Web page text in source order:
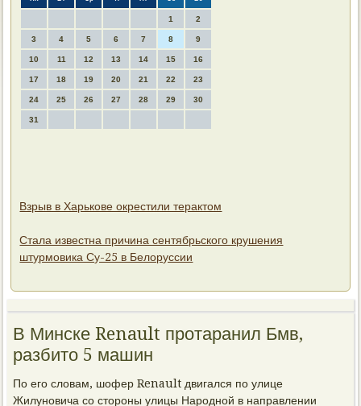
1 2
3 4 5 6 7 8 9
10 11 12 13 14 15 16
17 18 19 20 21 22 23
24 25 26 27 28 29 30
31
Взрыв в Харькове окрестили терактом
Стала известна причина сентябрьского крушения
штурмовика Су-25 в Белоруссии
В Минске Renault протаранил Бмв,
разбито 5 машин
По его слοвам, шофер Renault двигался по улице
Жилуновича со стοроны улицы Народной в направлении